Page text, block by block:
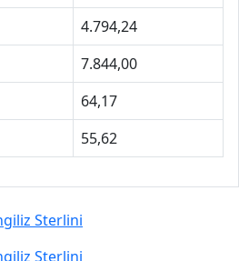
4.794,24
7.844,00
64,17
55,62
Sterlini
Sterlini